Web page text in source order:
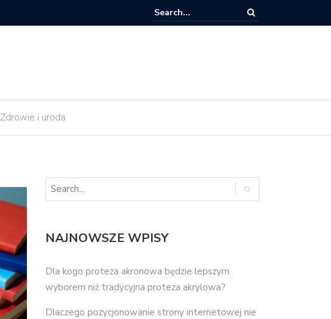
Czy implant zęba trzeba kiedyś wymienić?
Zdrowie i uroda
NAJNOWSZE WPISY
Dla kogo proteza akronowa będzie lepszym
wyborem niż tradycyjna proteza akrylowa?
Dlaczego pozycjonowanie strony internetowej nie